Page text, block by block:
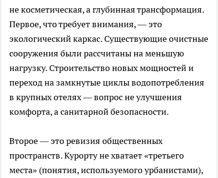
не косметическая, а глубинная трансформация.
Первое, что требует внимания, — это
экологический каркас. Существующие очистные
сооружения были рассчитаны на меньшую
нагрузку. Строительство новых мощностей и
переход на замкнутые циклы водопотребления
в крупных отелях — вопрос не улучшения
комфорта, а санитарной безопасности.
Второе — это ревизия общественных
пространств. Курорту не хватает «третьего
места» (понятия, используемого урбанистами),